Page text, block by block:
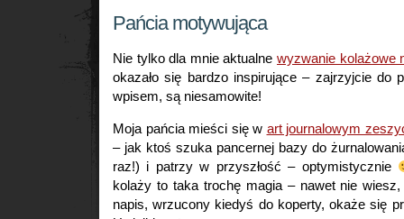
Pańcia motywująca
Nie tylko dla mnie aktualne wyzwanie kolażowe
okazało się bardzo inspirujące – zajrzyjcie do
wpisem, są niesamowite!
Moja pańcia mieści się w art journalowym
– jak ktoś szuka pancernej bazy do
raz!) i patrzy w przyszłość – optymistycznie
kolaży to taka trochę magia – nawet nie
napis, wrzucony kiedyś do koperty, okaże się